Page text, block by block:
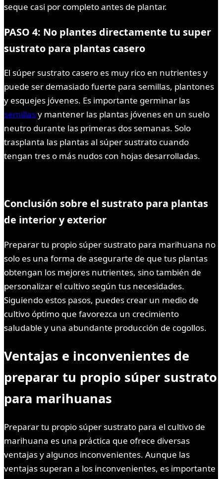
seque casi por completo antes de plantar.
PASO 4: No plantes directamente tu super
sustrato para plantas casero
El súper sustrato casero es muy rico en nutrientes y
puede ser demasiado fuerte para semillas, plantones
y esquejes jóvenes. Es importante germinar las
semillasy mantener las plantas jóvenes en un suelo
neutro durante las primeras dos semanas. Solo
trasplanta las plantas al súper sustrato cuando
tengan tres o más nudos con hojas desarrolladas.
Conclusión sobre el sustrato para plantas
de interior y exterior
Preparar tu propio súper sustrato para marihuana no
solo es una forma de asegurarte de que tus plantas
obtengan los mejores nutrientes, sino también de
personalizar el cultivo según tus necesidades.
Siguiendo estos pasos, puedes crear un medio de
cultivo óptimo que favorezca un crecimiento
saludable y una abundante producción de cogollos.
Ventajas e inconvenientes de
preparar tu propio súper sustrato
para marihuanas
Preparar tu propio súper sustrato para el cultivo de
marihuana es una práctica que ofrece diversas
ventajas y algunos inconvenientes. Aunque las
ventajas superan a los inconvenientes, es importante